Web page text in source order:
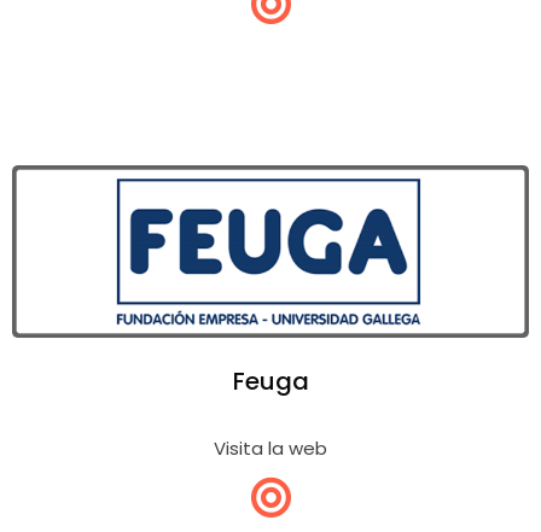
Feuga
Visita la web